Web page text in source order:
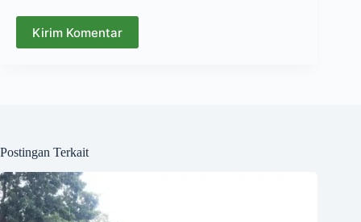
Kirim Komentar
Postingan Terkait